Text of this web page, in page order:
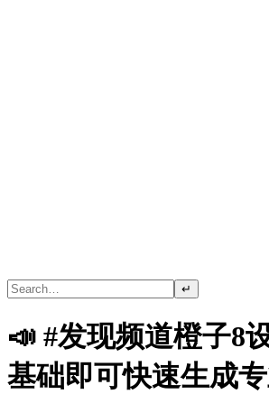
↵
📣 #发现频道橙子8
基础即可快速生成